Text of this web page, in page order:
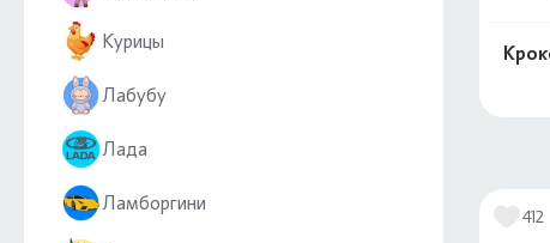
Курицы
Лабубу
Лада
Ламборгини
412